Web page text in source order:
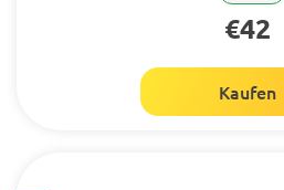
€42
Kaufen